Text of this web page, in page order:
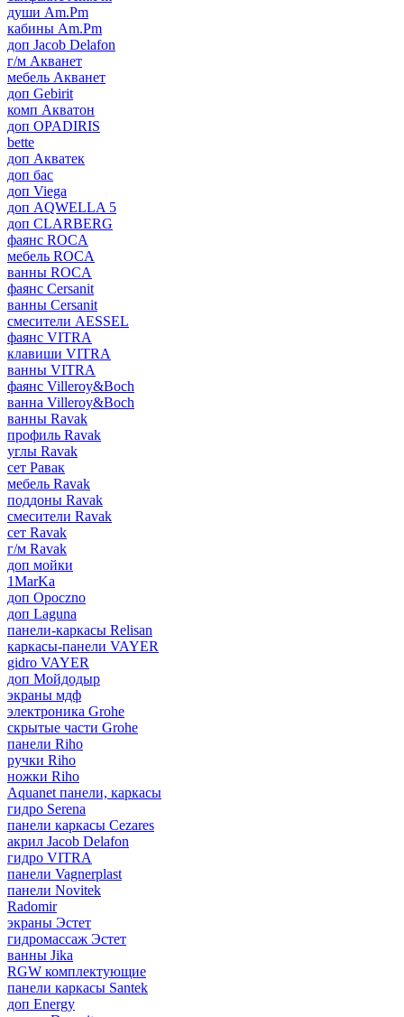
души Am.Pm
кабины Am.Pm
доп Jacob Delafon
г/м Акванет
мебель Акванет
доп Gebirit
комп Акватон
доп OPADIRIS
bette
доп Акватек
доп бас
доп Viega
доп AQWELLA 5
доп CLARBERG
фаянс ROCA
мебель ROCA
ванны ROCA
фаянс Cersanit
ванны Cersanit
смесители AESSEL
фаянс VITRA
клавиши VITRA
ванны VITRA
фаянс Villeroy&Boch
ванна Villeroy&Boch
ванны Ravak
профиль Ravak
углы Ravak
сет Равак
мебель Ravak
поддоны Ravak
смесители Ravak
сет Ravak
г/м Ravak
доп мойки
1MarKa
доп Opoczno
доп Laguna
панели-каркасы Relisan
каркасы-панели VAYER
gidro VAYER
доп Мойдодыр
экраны мдф
электроника Grohe
скрытые части Grohe
панели Riho
ручки Riho
ножки Riho
Aquanet панели, каркасы
гидро Serena
панели каркасы Cezares
акрил Jacob Delafon
гидро VITRA
панели Vagnerplast
панели Novitek
Radomir
экраны Эстет
гидромассаж Эстет
ванны Jika
RGW комплектующие
панели каркасы Santek
доп Energy